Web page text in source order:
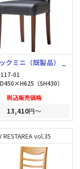
クミニ（既製品） _
01
（SH430）
税込販売価格
13,410円～
RESTAREA vol.35